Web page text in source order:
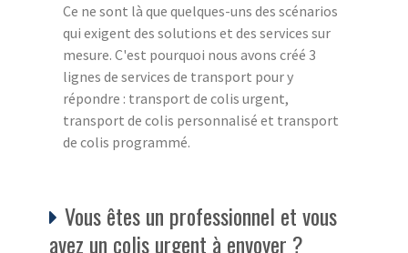
Ce ne sont là que quelques-uns des scénarios
qui exigent des solutions et des services sur
mesure. C'est pourquoi nous avons créé 3
lignes de services de transport pour y
répondre : transport de colis urgent,
transport de colis personnalisé et transport
de colis programmé.
Vous êtes un professionnel et vous
avez un colis urgent à envoyer ?